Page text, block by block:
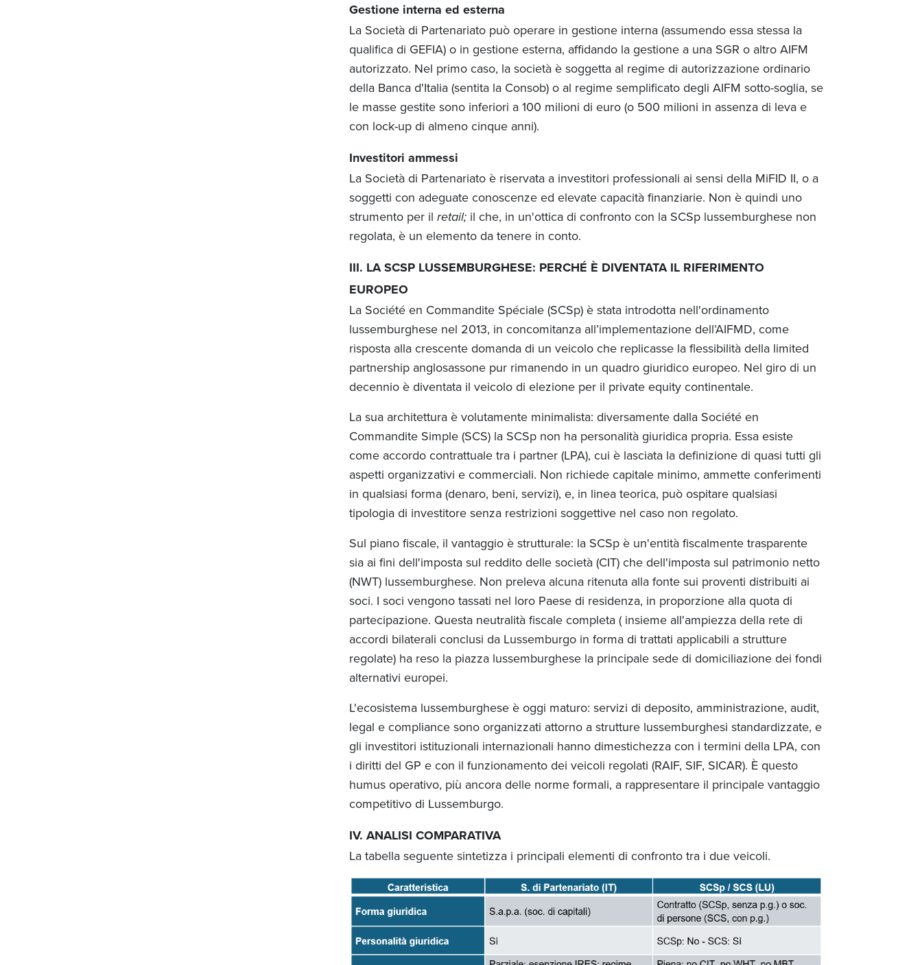
Gestione interna ed esterna
La Società di Partenariato può operare in gestione interna (assumendo essa stessa la
qualifica di GEFIA) o in gestione esterna, affidando la gestione a una SGR o altro AIFM
autorizzato. Nel primo caso, la società è soggetta al regime di autorizzazione ordinario
della Banca d'Italia (sentita la Consob) o al regime semplificato degli AIFM sotto-soglia, se
le masse gestite sono inferiori a 100 milioni di euro (o 500 milioni in assenza di leva e
con lock-up di almeno cinque anni).
Investitori ammessi
La Società di Partenariato è riservata a investitori professionali ai sensi della MiFID II, o a
soggetti con adeguate conoscenze ed elevate capacità finanziarie. Non è quindi uno
strumento per il retail;il che, in un'ottica di confronto con la SCSp lussemburghese non
regolata, è un elemento da tenere in conto.
III. LA SCSP LUSSEMBURGHESE: PERCHÉ È DIVENTATA IL RIFERIMENTO
EUROPEO
La Société en Commandite Spéciale (SCSp) è stata introdotta nell'ordinamento
lussemburghese nel 2013, in concomitanza all’implementazione dell’AIFMD, come
risposta alla crescente domanda di un veicolo che replicasse la flessibilità della limited
partnership anglosassone pur rimanendo in un quadro giuridico europeo. Nel giro di un
decennio è diventata il veicolo di elezione per il private equity continentale.
La sua architettura è volutamente minimalista: diversamente dalla Société en
Commandite Simple (SCS) la SCSp non ha personalità giuridica propria. Essa esiste
come accordo contrattuale tra i partner (LPA), cui è lasciata la definizione di quasi tutti gli
aspetti organizzativi e commerciali. Non richiede capitale minimo, ammette conferimenti
in qualsiasi forma (denaro, beni, servizi), e, in linea teorica, può ospitare qualsiasi
tipologia di investitore senza restrizioni soggettive nel caso non regolato.
Sul piano fiscale, il vantaggio è strutturale: la SCSp è un'entità fiscalmente trasparente
sia ai fini dell'imposta sul reddito delle società (CIT) che dell'imposta sul patrimonio netto
(NWT) lussemburghese. Non preleva alcuna ritenuta alla fonte sui proventi distribuiti ai
soci. I soci vengono tassati nel loro Paese di residenza, in proporzione alla quota di
partecipazione. Questa neutralità fiscale completa ( insieme all'ampiezza della rete di
accordi bilaterali conclusi da Lussemburgo in forma di trattati applicabili a strutture
regolate) ha reso la piazza lussemburghese la principale sede di domiciliazione dei fondi
alternativi europei.
L'ecosistema lussemburghese è oggi maturo: servizi di deposito, amministrazione, audit,
legal e compliance sono organizzati attorno a strutture lussemburghesi standardizzate, e
gli investitori istituzionali internazionali hanno dimestichezza con i termini della LPA, con
i diritti del GP e con il funzionamento dei veicoli regolati (RAIF, SIF, SICAR). È questo
humus operativo, più ancora delle norme formali, a rappresentare il principale vantaggio
competitivo di Lussemburgo.
IV. ANALISI COMPARATIVA
La tabella seguente sintetizza i principali elementi di confronto tra i due veicoli.